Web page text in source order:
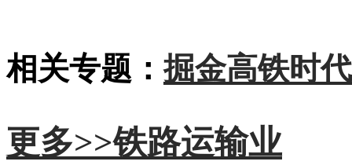
相关专题：掘金高铁时
更多>>铁路运输业